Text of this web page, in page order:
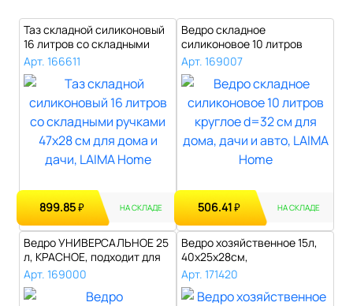
Таз складной силиконовый
16 литров со складными
ручками..
Арт. 166611
899.85₽ НА СКЛАДЕ
Ведро складное
силиконовое 10 литров
круглое d=32 см дл..
Арт. 169007
506.41₽ НА СКЛАДЕ
Ведро УНИВЕРСАЛЬНОЕ 25
л, КРАСНОЕ, подходит для
уборочн..
Арт. 169000
Ведро хозяйственное 15л,
40х25х28см,
прямоугольное, с м..
Арт. 171420